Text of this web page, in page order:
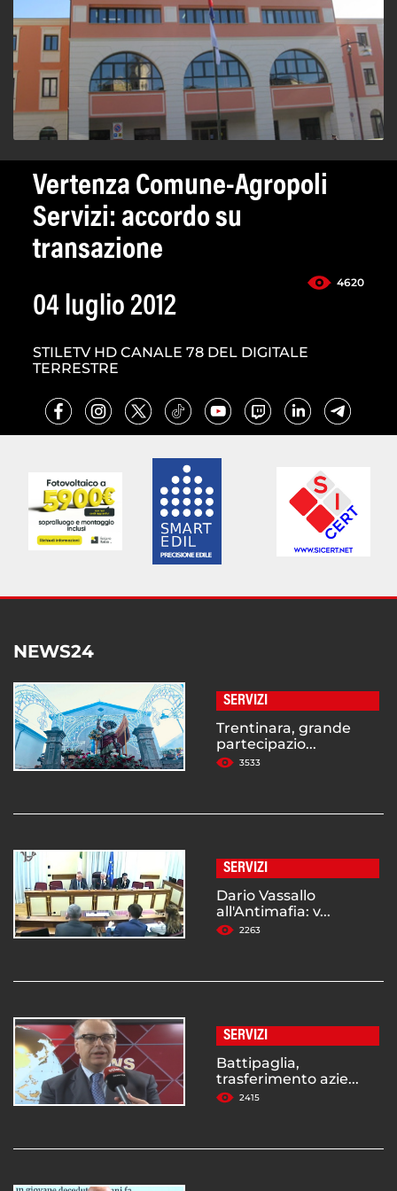
Vertenza Comune-Agropoli
Servizi: accordo su
transazione
4620
04 luglio 2012
STILETV HD CANALE 78 DEL DIGITALE
TERRESTRE
NEWS24
SERVIZI
Trentinara, grande
partecipazio...
3533
SERVIZI
Dario Vassallo
all'Antimafia: v...
2263
SERVIZI
Battipaglia,
trasferimento azie...
2415